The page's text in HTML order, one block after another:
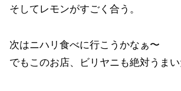
そしてレモンがすごく合う。
次はニハリ食べに行こうかなぁ〜
でもこのお店、ビリヤニも絶対うま